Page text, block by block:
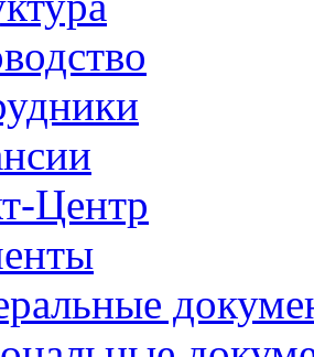
Центр